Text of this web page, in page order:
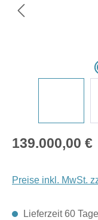
Regulärer Preis:
139.000,00 €
Preise inkl. MwSt.
Lieferzeit 60